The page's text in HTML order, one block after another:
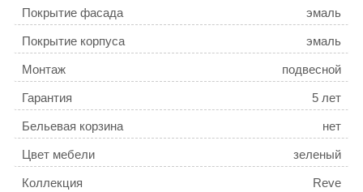
Покрытие фасада эмаль
Покрытие корпуса эмаль
Монтаж подвесной
Гарантия 5 лет
Бельевая корзина нет
Цвет мебели зеленый
Коллекция Reve